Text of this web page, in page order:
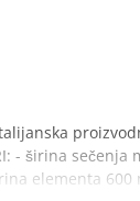
- širina sečenja
elementa